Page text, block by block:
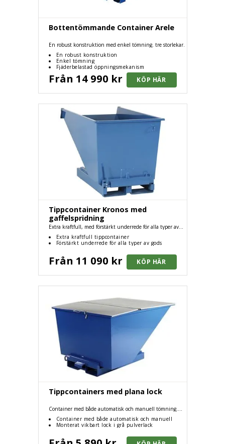
Bottentömmande Container Arele
En robust konstruktion med enkel tömning. tre storlekar.
En robust konstruktion
Enkel tömning
Fjäderbelastad öppningsmekanism
Från 14 990 kr
Tippcontainer Kronos med
gaffelspridning
Extra kraftfull, med förstärkt underrede för alla typer av
Extra kraftfull tippcontainer
Förstärkt underrede för alla typer av gods
Från 11 090 kr
Tippcontainers med plana lock
Container med både automatisk och manuell tömning.
Container med både automatisk och manuell
tömning
Monterat vikbart lock i grå pulverlack